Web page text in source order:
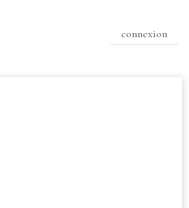
connexion